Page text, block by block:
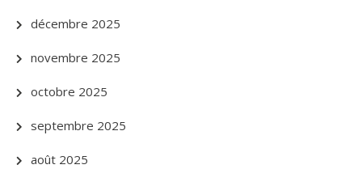
décembre 2025
novembre 2025
octobre 2025
septembre 2025
août 2025